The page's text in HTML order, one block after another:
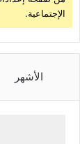
الإجتماعية.
الأشهر